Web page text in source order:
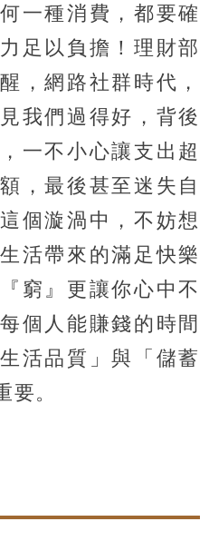
一種消費，都要確
足以負擔！理財部
，網路社群時代，
我們過得好，背後
一不小心讓支出超
，最後甚至迷失自
個漩渦中，不妨想
活帶來的滿足快樂
窮』更讓你心中不
個人能賺錢的時間
活品質」與「儲蓄
要。